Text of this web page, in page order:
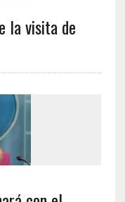
la visita de